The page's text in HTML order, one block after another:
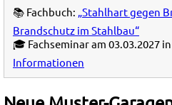
📚 Fachbuch: „Stahlhart gegen
Brandschutz im Stahlbau“
🎓 Fachseminar am 03.03.2027
Informationen